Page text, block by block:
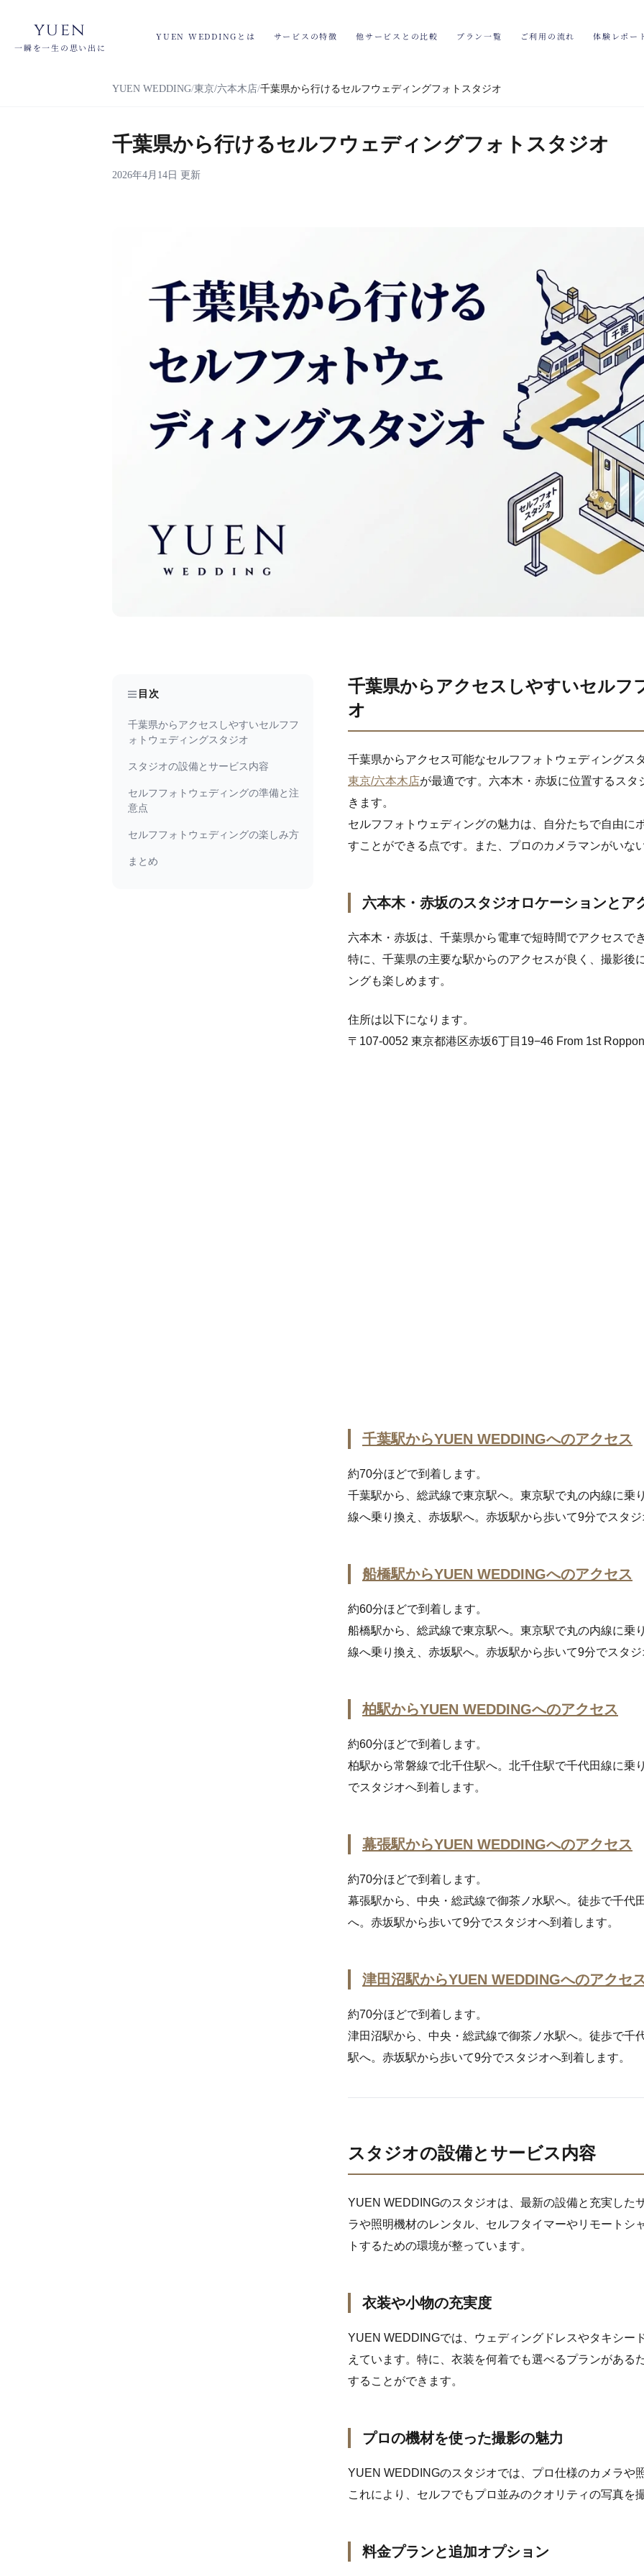
yuen
一瞬を一生の思い出に
YUEN WEDDINGとは サービスの特徴 他サービスとの比較 プラン一覧 ご利用の流れ 体験レポー
YUEN WEDDING 東京/六本木店 千葉県から行けるセルフウェディングフォトスタジオ
千葉県から行けるセルフウェディングフォトスタジオ
2026年4月14日 更新
目次
千葉県からアクセスしやすいセルフフ
ォトウェディングスタジオ
スタジオの設備とサービス内容
セルフフォトウェディングの準備と注
意点
セルフフォトウェディングの楽しみ方
まとめ
千葉県からアクセスしやすいセルフ
オ
千葉県からアクセス可能なセルフフォトウェディングス
東京/六本木店が最適です。六本木・赤坂に位置するス
きます。
セルフフォトウェディングの魅力は、自分たちで自由に
すことができる点です。また、プロのカメラマンがいな
六本木・赤坂のスタジオロケーションとア
六本木・赤坂は、千葉県から電車で短時間でアクセスで
特に、千葉県の主要な駅からのアクセスが良く、撮影後
ングも楽しめます。
住所は以下になります。
〒107-0052 東京都港区赤坂6丁目19−46 From 1st
千葉駅からYUEN WEDDINGへのアクセス
約70分ほどで到着します。
千葉駅から、総武線で東京駅へ。東京駅で丸の内線に乗
線へ乗り換え、赤坂駅へ。赤坂駅から歩いて9分でスタジ
船橋駅からYUEN WEDDINGへのアクセス
約60分ほどで到着します。
船橋駅から、総武線で東京駅へ。東京駅で丸の内線に乗
線へ乗り換え、赤坂駅へ。赤坂駅から歩いて9分でスタジ
柏駅からYUEN WEDDINGへのアクセス
約60分ほどで到着します。
柏駅から常磐線で北千住駅へ。北千住駅で千代田線に乗
でスタジオへ到着します。
幕張駅からYUEN WEDDINGへのアクセス
約70分ほどで到着します。
幕張駅から、中央・総武線で御茶ノ水駅へ。徒歩で千代
へ。赤坂駅から歩いて9分でスタジオへ到着します。
津田沼駅からYUEN WEDDINGへのアクセ
約70分ほどで到着します。
津田沼駅から、中央・総武線で御茶ノ水駅へ。徒歩で千
駅へ。赤坂駅から歩いて9分でスタジオへ到着します。
スタジオの設備とサービス内容
YUEN WEDDINGのスタジオは、最新の設備と充実した
ラや照明機材のレンタル、セルフタイマーやリモートシ
トするための環境が整っています。
衣装や小物の充実度
YUEN WEDDINGでは、ウェディングドレスやタキシー
えています。特に、衣装を何着でも選べるプランがある
することができます。
プロの機材を使った撮影の魅力
YUEN WEDDINGのスタジオでは、プロ仕様のカメラや
これにより、セルフでもプロ並みのクオリティの写真を
料金プランと追加オプション